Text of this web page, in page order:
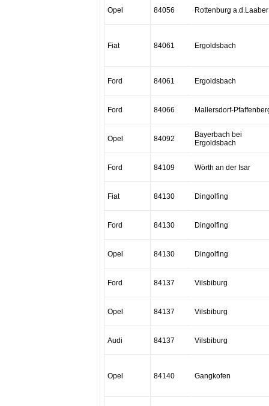
Opel 84056 Rottenburg a.d.Laaber
Fiat 84061 Ergoldsbach
Ford 84061 Ergoldsbach
Ford 84066 Mallersdorf-
Opel 84092
Bayerbach bei
Ergoldsbach
Ford 84109 Wörth an der Isar
Fiat 84130 Dingolfing
Ford 84130 Dingolfing
Opel 84130 Dingolfing
Ford 84137 Vilsbiburg
Opel 84137 Vilsbiburg
Audi 84137 Vilsbiburg
Opel 84140 Gangkofen